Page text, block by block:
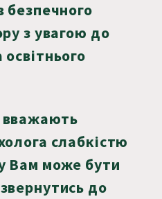
безпечного
з увагою до
слабкістю
Вам може бути
до